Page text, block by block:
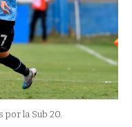
la Sub 20.